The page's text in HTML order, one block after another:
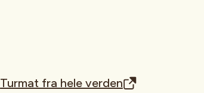
Turmat fra hele verden